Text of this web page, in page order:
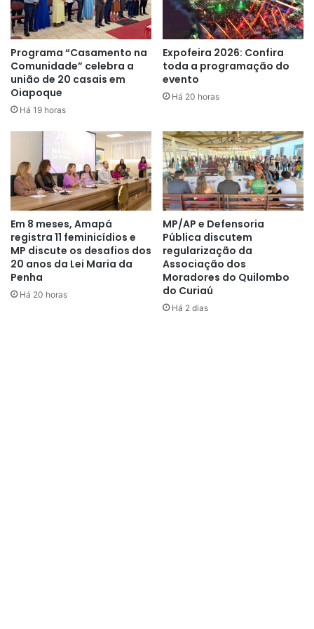
de família, divórcios, alimentos, disputa por guarda de
filhos, ações cíveis de diversas natureza, tudo isso está
inserido em nossos serviços”
, disse José Rodrigues,
Defensor-Público Geral.
Os serviços da Defensoria ofertados pela carreta
continuam, no próximo sábado, (22), e serão realizados no
Programa “Casamento na
Comunidade” celebra a
união de 20 casais em
Oiapoque
Há 19 horas
Expofeira 2026: Confira
toda a programação do
evento
Há 20 horas
Em 8 meses, Amapá
registra 11 feminicídios e
MP discute os desafios dos
20 anos da Lei Maria da
Penha
Há 20 horas
MP/AP e Defensoria
Pública discutem
regularização da
Associação dos
Moradores do Quilombo
do Curiaú
Há 2 dias